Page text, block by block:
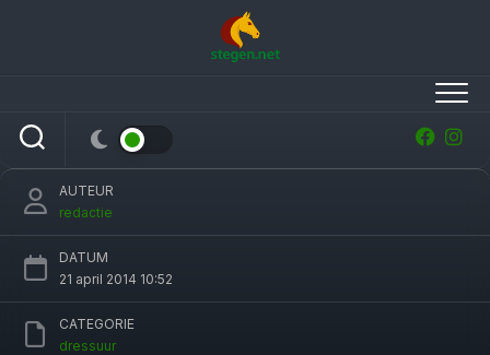
Undercover stemt tot tevredenheid
AUTEUR
redactie
DATUM
21 april 2014 10:52
CATEGORIE
dressuur